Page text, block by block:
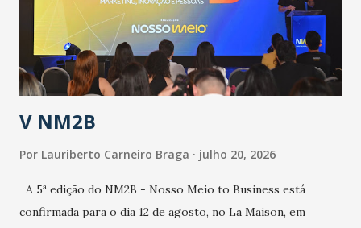
contaminação maior que outros coronavírus”, apontou o
secretário. Segundo ele, é uma epidemia com chance de
contaminação alta, podendo gerar um grande risco à
população e ao sistema de saúde. “Precisamos saber fazer a
estratificação do risco da doença, para não so...
V NM2B
Por Lauriberto Carneiro Braga julho 20, 2026
A 5ª edição do NM2B - Nosso Meio to Business está
confirmada para o dia 12 de agosto, no La Maison, em